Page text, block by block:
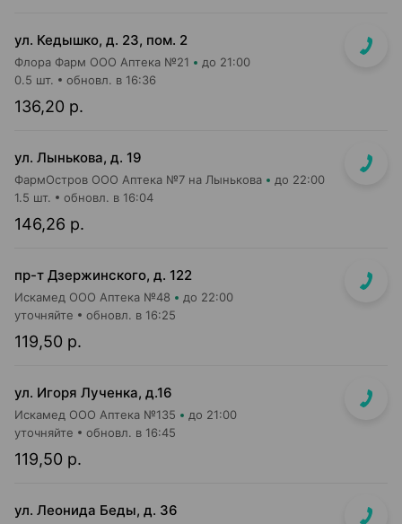
ул. Кедышко, д. 23, пом. 2
Флора Фарм ООО Аптека №21 до 21:00
136,20 р.
0.5 шт. обновл. в 16:36
ул. Лынькова, д. 19
ФармОстров ООО Аптека №7 на Лынькова до 22:00
146,26 р.
1.5 шт. обновл. в 16:04
пр-т Дзержинского, д. 122
Искамед ООО Аптека №48 до 22:00
119,50 р.
уточняйте обновл. в 16:25
ул. Игоря Лученка, д.16
Искамед ООО Аптека №135 до 21:00
119,50 р.
уточняйте обновл. в 16:45
ул. Леонида Беды, д. 36